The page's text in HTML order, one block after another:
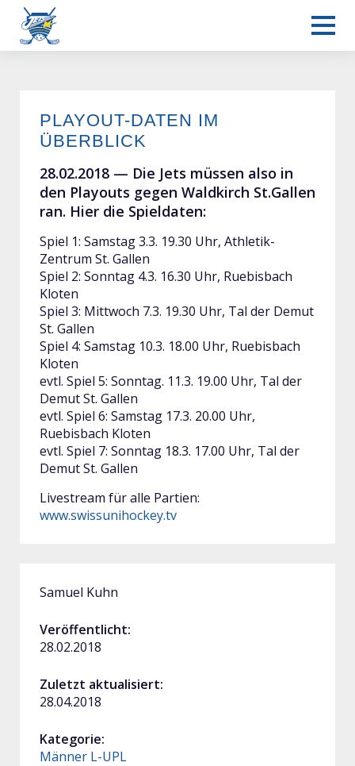
Männer L-UPL
PLAYOUT-DATEN IM
ÜBERBLICK
28.02.2018 — Die Jets müssen also in
den Playouts gegen Waldkirch St.Gallen
ran. Hier die Spieldaten:
Spiel 1: Samstag 3.3. 19.30 Uhr, Athletik-
Zentrum St. Gallen
Spiel 2: Sonntag 4.3. 16.30 Uhr, Ruebisbach
Kloten
Spiel 3: Mittwoch 7.3. 19.30 Uhr, Tal der Demut
St. Gallen
Spiel 4: Samstag 10.3. 18.00 Uhr, Ruebisbach
Kloten
evtl. Spiel 5: Sonntag. 11.3. 19.00 Uhr, Tal der
Demut St. Gallen
evtl. Spiel 6: Samstag 17.3. 20.00 Uhr,
Ruebisbach Kloten
evtl. Spiel 7: Sonntag 18.3. 17.00 Uhr, Tal der
Demut St. Gallen
Livestream für alle Partien:
www.swissunihockey.tv
Samuel Kuhn
Veröffentlicht:
28.02.2018
Zuletzt aktualisiert:
28.04.2018
Kategorie:
Männer L-UPL